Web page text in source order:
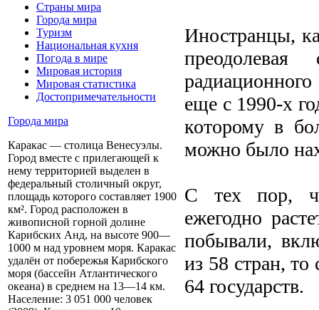
Страны мира
Города мира
Туризм
Национальная кухня
Погода в мире
Мировая история
Мировая статистика
Достопримечательности
Города мира
Каракас — столица Венесуэлы.
Город вместе с прилегающей к
нему территорией выделен в
федеральный столичный округ,
площадь которого составляет 1900
км². Город расположен в
живописной горной долине
Карибских Анд, на высоте 900—
1000 м над уровнем моря. Каракас
удалён от побережья Карибского
моря (бассейн Атлантического
океана) в среднем на 13—14 км.
Население: 3 051 000 человек
Иностранцы,
еще с 1990-х
которому в
можно было
С тех пор,
ежегодно
побывали,
из 58 стран,
64 государств.